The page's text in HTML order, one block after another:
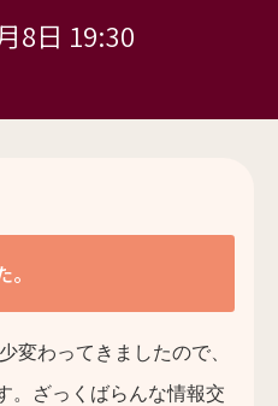
8日 19:30
変わってきましたので、
。ざっくばらんな情報交